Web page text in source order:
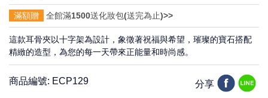
滿額贈 全館滿1500送化妝包(送完為止)>>
這款耳骨夾以十字架為設計，象徵著祝福與希望，璀璨的寶石搭配
精緻的造型，為您的每一天帶來正能量和時尚感。
商品編號: ECP129 分享